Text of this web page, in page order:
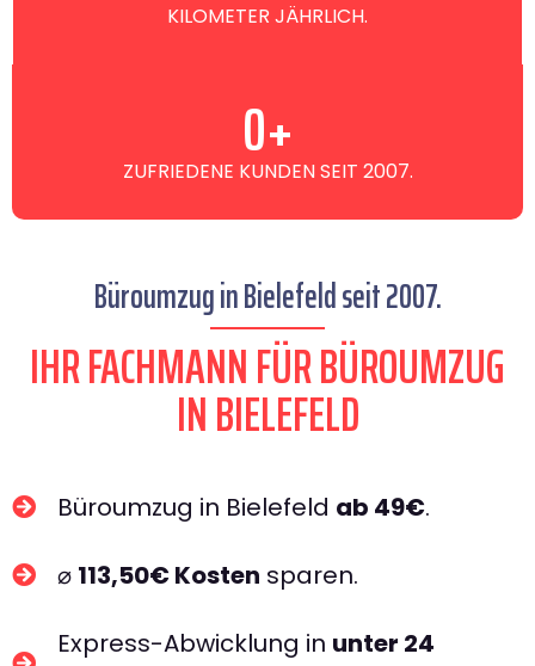
KILOMETER JÄHRLICH.
ZUFRIEDENE KUNDEN SEIT 2007.
0+
Büroumzug in Bielefeld seit 2007.
IHR FACHMANN FÜR BÜROUMZUG
IN BIELEFELD​
Büroumzug in Bielefeld ab 49€.
⌀ 113,50€ Kosten sparen.
Express-Abwicklung in unter 24